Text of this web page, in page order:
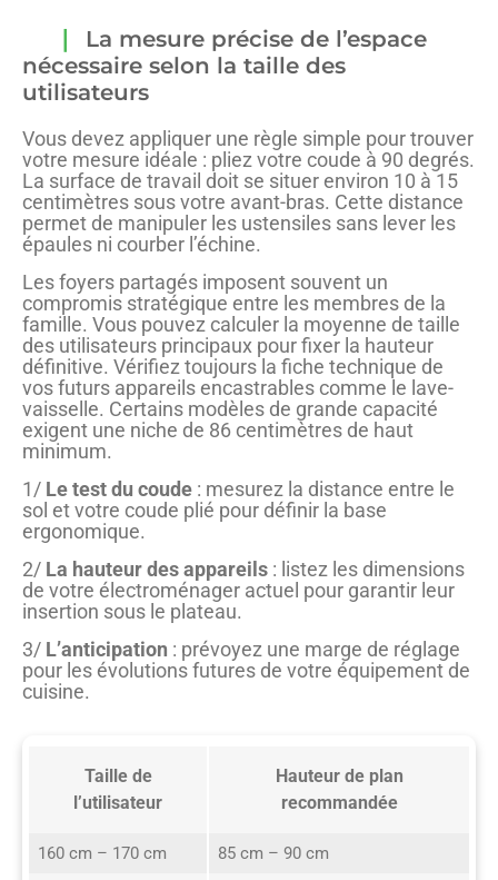
La mesure précise de l’espace
nécessaire selon la taille des
utilisateurs
Vous devez appliquer une règle simple pour trouver
votre mesure idéale : pliez votre coude à 90 degrés.
La surface de travail doit se situer environ 10 à 15
centimètres sous votre avant-bras. Cette distance
permet de manipuler les ustensiles sans lever les
épaules ni courber l’échine.
Les foyers partagés imposent souvent un
compromis stratégique entre les membres de la
famille. Vous pouvez calculer la moyenne de taille
des utilisateurs principaux pour fixer la hauteur
définitive. Vérifiez toujours la fiche technique de
vos futurs appareils encastrables comme le lave-
vaisselle. Certains modèles de grande capacité
exigent une niche de 86 centimètres de haut
minimum.
1/ Le test du coude : mesurez la distance entre le
sol et votre coude plié pour définir la base
ergonomique.
2/ La hauteur des appareils : listez les dimensions
de votre électroménager actuel pour garantir leur
insertion sous le plateau.
3/ L’anticipation : prévoyez une marge de réglage
pour les évolutions futures de votre équipement de
cuisine.
Taille de
l’utilisateur
Hauteur de plan
recommandée
160 cm – 170 cm
85 cm – 90 cm